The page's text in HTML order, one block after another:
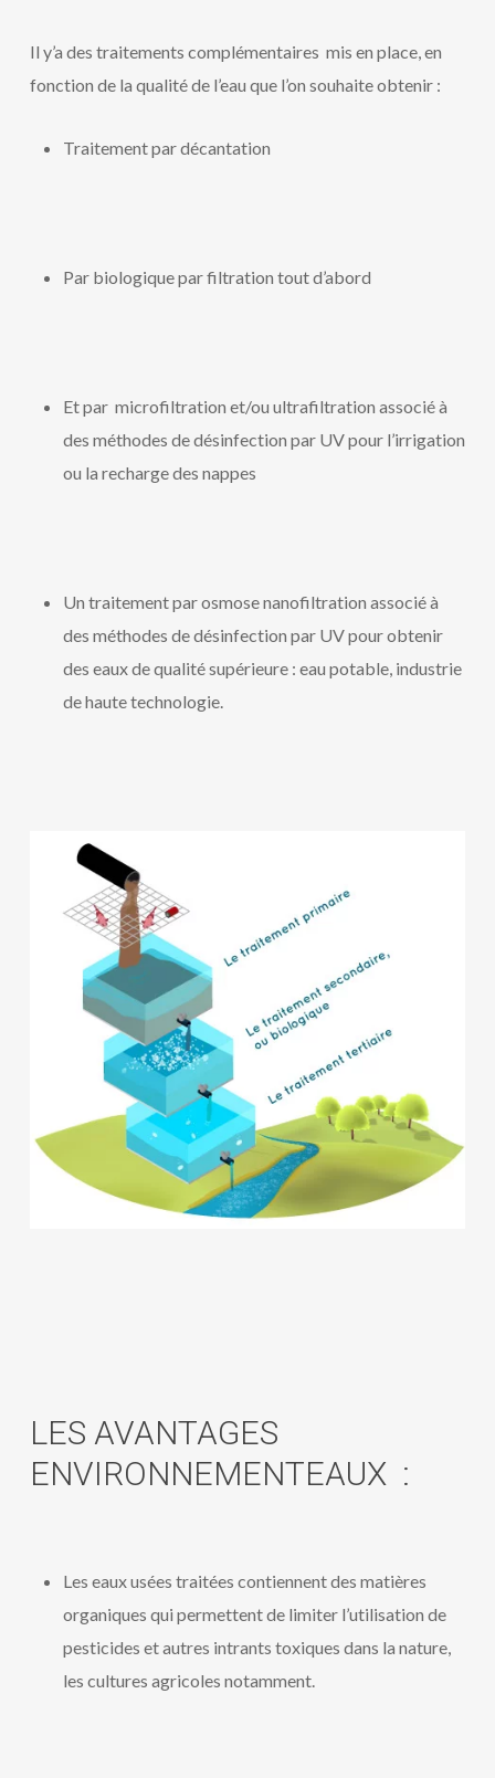
Il y’a des traitements complémentaires mis en place, en
fonction de la qualité de l’eau que l’on souhaite obtenir :
Traitement par décantation
Par biologique par filtration tout d’abord
Et par microfiltration et/ou ultrafiltration associé à
des méthodes de désinfection par UV pour l’irrigation
ou la recharge des nappes
Un traitement par osmose nanofiltration associé à
des méthodes de désinfection par UV pour obtenir
des eaux de qualité supérieure : eau potable, industrie
de haute technologie.
LES AVANTAGES
ENVIRONNEMENTEAUX :
Les eaux usées traitées contiennent des matières
organiques qui permettent de limiter l’utilisation de
pesticides et autres intrants toxiques dans la nature,
les cultures agricoles notamment.